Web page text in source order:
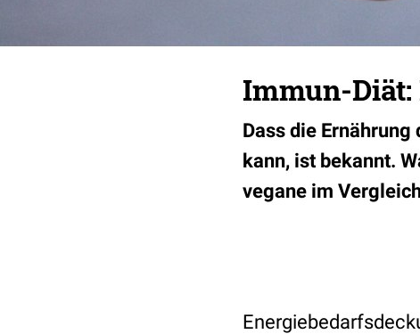
Immun-Diät:
Dass die
kann, ist bekannt.
vegane im